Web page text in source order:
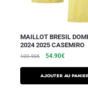
MAILLOT BRESIL
2024 2025 CASEMIRO
109.90€ 54.90€
AJOUTER AU